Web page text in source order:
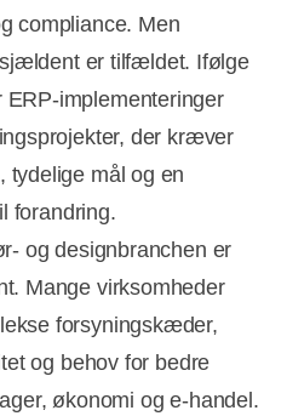
compliance. Men
er tilfældet. Ifølge
implementeringer
der kræver
mål og en
forandring.
og designbranchen er
Mange virksomheder
forsyningskæder,
og behov for bedre
økonomi og e-handel.